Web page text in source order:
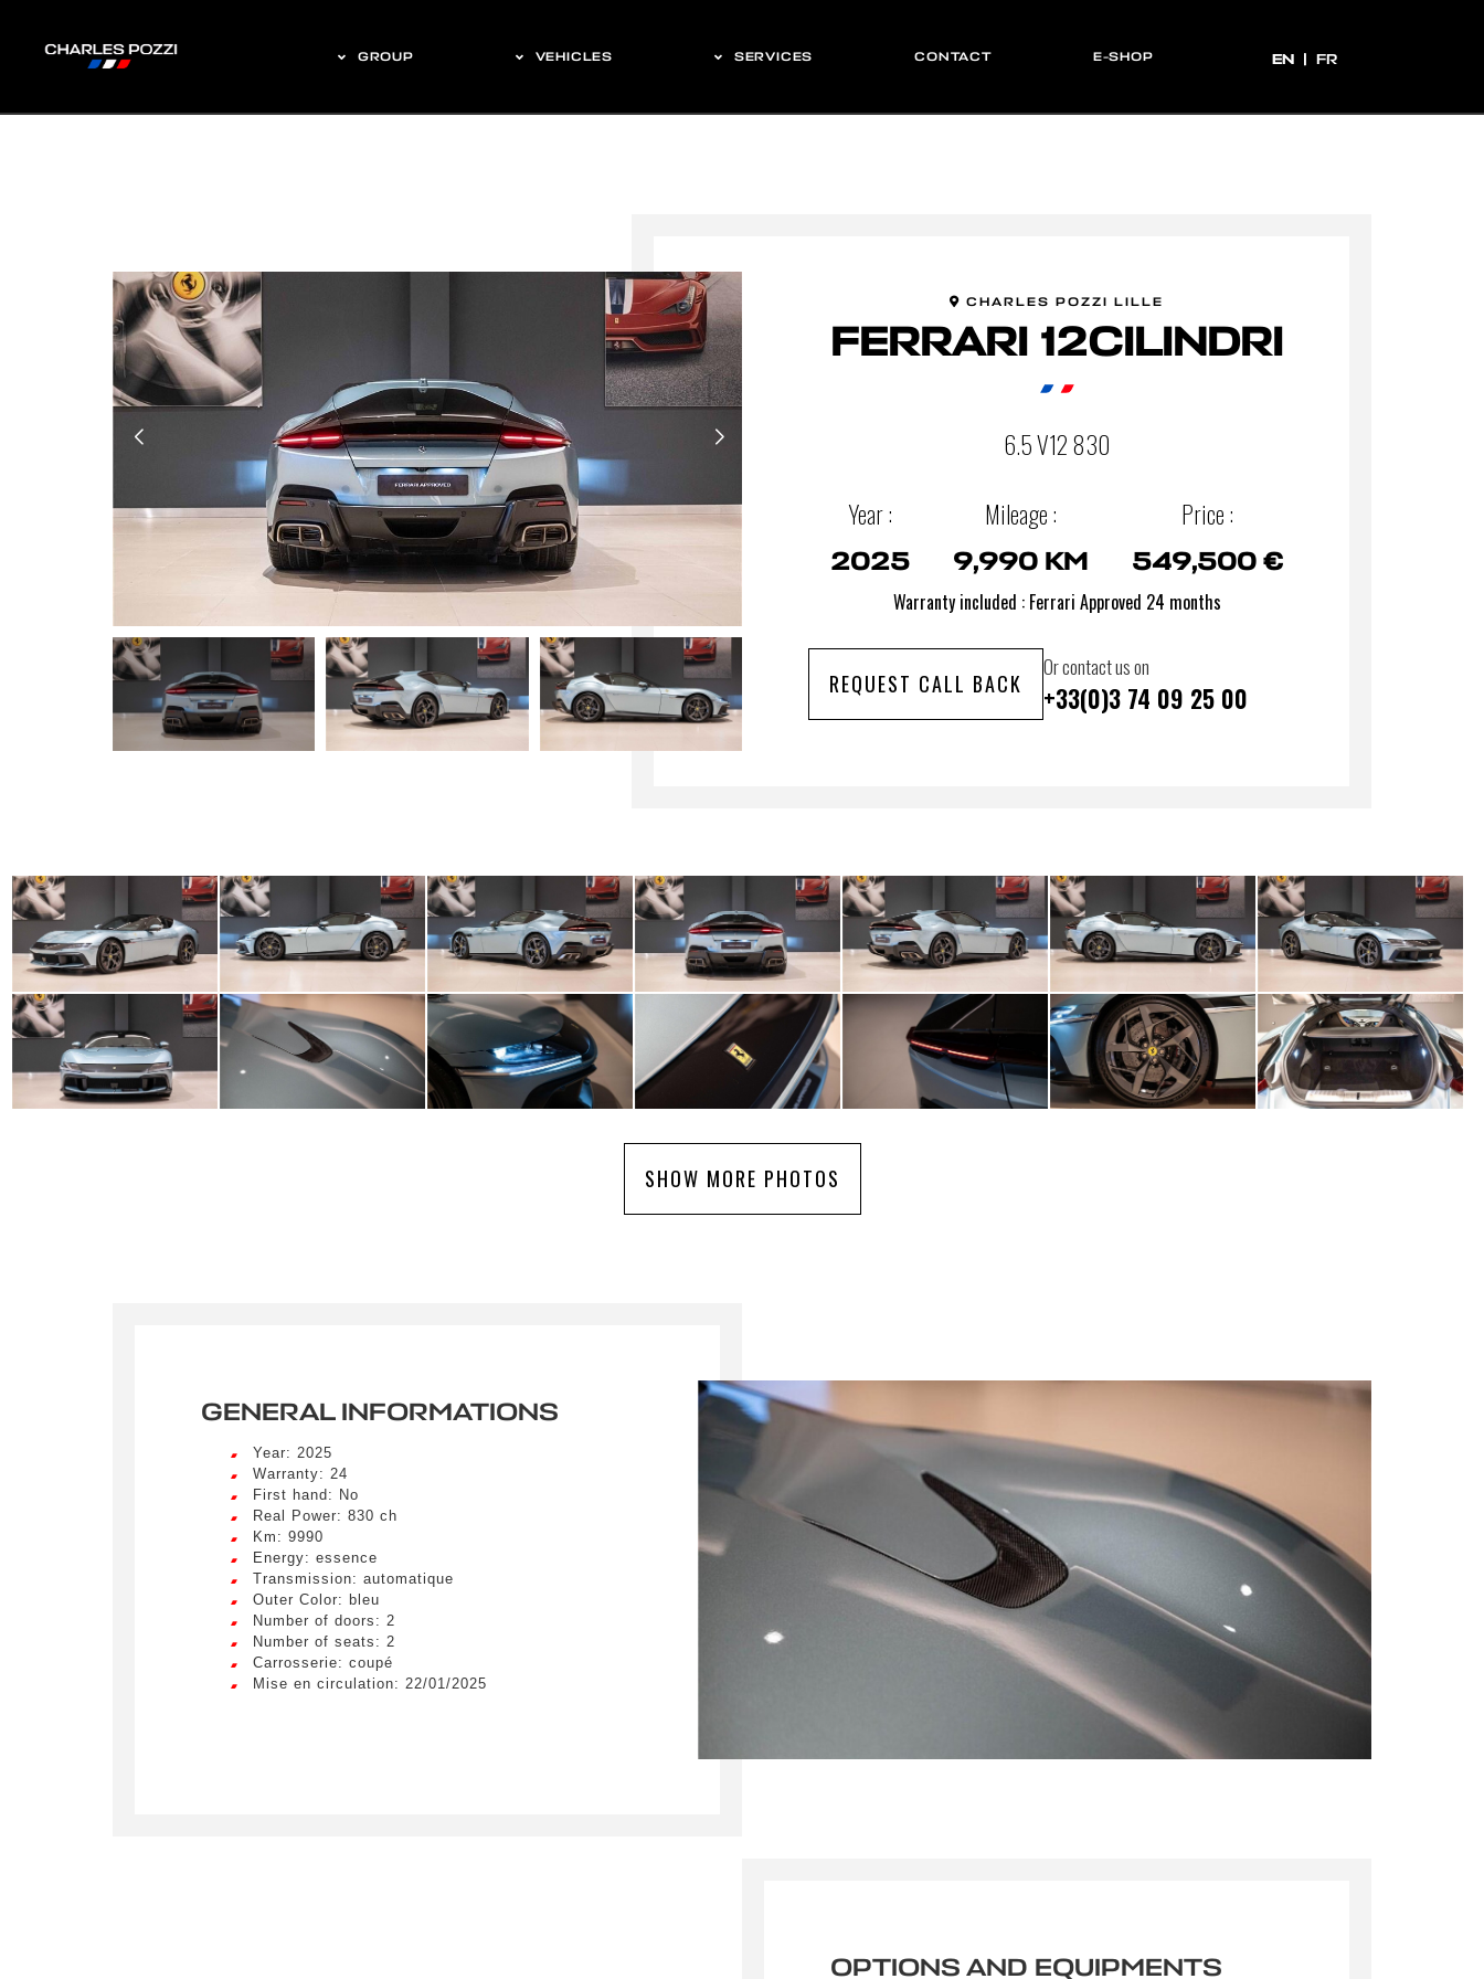
GROUP VEHICLES SERVICES CONTACT E-SHOP EN
EN FR
CHARLES POZZI LILLE
FERRARI 12CILINDRI
6.5 V12 830
Year :
2025
Mileage :
9,990 KM
Price :
549,500 €
Warranty included : Ferrari Approved 24 months
REQUEST CALL BACK
Or contact us on
+33(0)3 74 09 25 00
SHOW MORE PHOTOS
GENERAL INFORMATIONS
Year: 2025
Warranty: 24
First hand: No
Real Power: 830 ch
Km: 9990
Energy: essence
Transmission: automatique
Outer Color: bleu
Number of doors: 2
Number of seats: 2
Carrosserie: coupé
Mise en circulation: 22/01/2025
OPTIONS AND EQUIPMENTS